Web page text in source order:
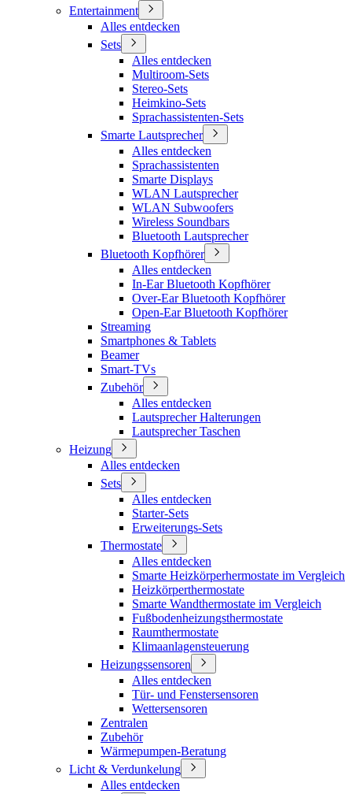
Entertainment
Alles entdecken
Sets
Alles entdecken
Multiroom-Sets
Stereo-Sets
Heimkino-Sets
Sprachassistenten-Sets
Smarte Lautsprecher
Alles entdecken
Sprachassistenten
Smarte Displays
WLAN Lautsprecher
WLAN Subwoofers
Wireless Soundbars
Bluetooth Lautsprecher
Bluetooth Kopfhörer
Alles entdecken
In-Ear Bluetooth Kopfhörer
Over-Ear Bluetooth Kopfhörer
Open-Ear Bluetooth Kopfhörer
Streaming
Smartphones & Tablets
Beamer
Smart-TVs
Zubehör
Alles entdecken
Lautsprecher Halterungen
Lautsprecher Taschen
Heizung
Alles entdecken
Sets
Alles entdecken
Starter-Sets
Erweiterungs-Sets
Thermostate
Alles entdecken
Smarte Heizkörperhermostate im Vergleich
Heizkörperthermostate
Smarte Wandthermostate im Vergleich
Fußbodenheizungsthermostate
Raumthermostate
Klimaanlagensteuerung
Heizungssensoren
Alles entdecken
Tür- und Fenstersensoren
Wettersensoren
Zentralen
Zubehör
Wärmepumpen-Beratung
Licht & Verdunkelung
Alles entdecken